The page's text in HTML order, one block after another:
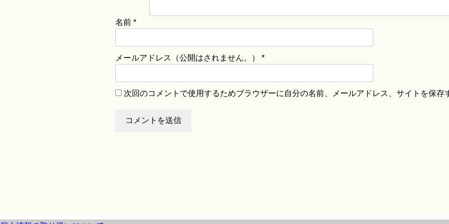
名前 *
メールアドレス（公開はされません。） *
次回のコメントで使用するためブラウザーに自分の名前、メールアドレス、サイトを保存